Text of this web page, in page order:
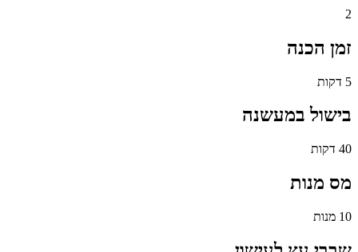
2
זמן הכנה
5 דקות
בישול במעשנה
40 דקות
מס מנות
10 מנות